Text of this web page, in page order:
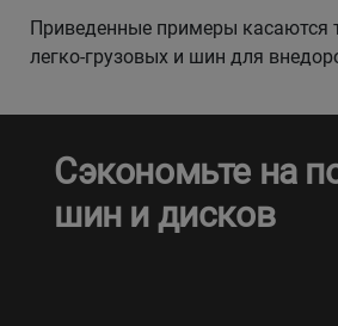
Приведенные примеры касаются
легко-грузовых и шин для
Сэкономьте на
шин и дисков